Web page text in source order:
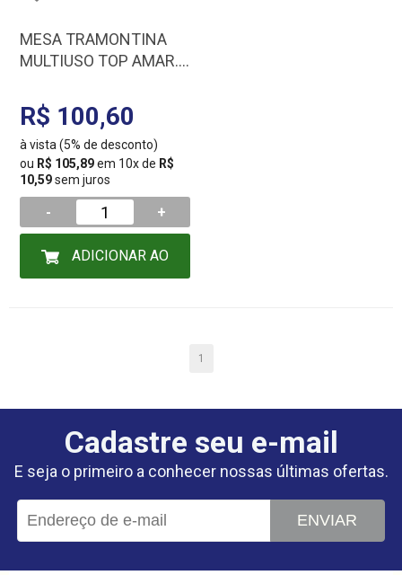
MESA TRAMONTINA
MULTIUSO TOP AMAR.
R$ 100,60
à vista (5% de desconto)
ou R$ 105,89em 10x de R$
10,59sem juros
- +
1
Cadastre seu e-mail
E seja o primeiro a conhecer nossas últimas ofertas.
ENVIAR